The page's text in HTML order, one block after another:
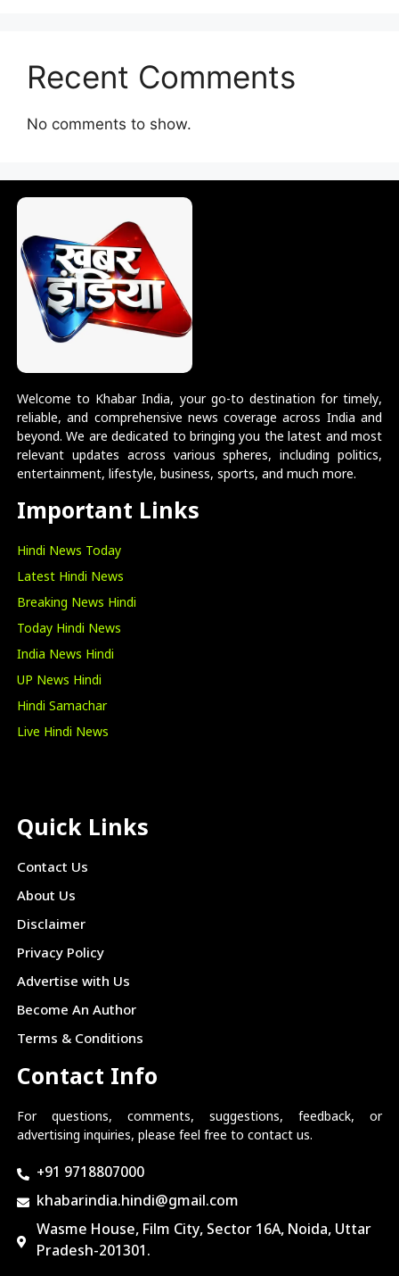
Recent Comments
No comments to show.
Welcome to Khabar India, your go-to destination for timely,
reliable, and comprehensive news coverage across India and
beyond. We are dedicated to bringing you the latest and most
relevant updates across various spheres, including politics,
entertainment, lifestyle, business, sports, and much more.
Important Links
Hindi News Today
Latest Hindi News
Breaking News Hindi
Today Hindi News
India News Hindi
UP News Hindi
Hindi Samachar
Live Hindi News
Quick Links
Contact Us
About Us
Disclaimer
Privacy Policy
Advertise with Us
Become An Author
Terms & Conditions
Contact Info
For questions, comments, suggestions, feedback, or
advertising inquiries, please feel free to contact us.
+91 9718807000
khabarindia.hindi@gmail.com
Wasme House, Film City, Sector 16A, Noida, Uttar
Pradesh-201301.